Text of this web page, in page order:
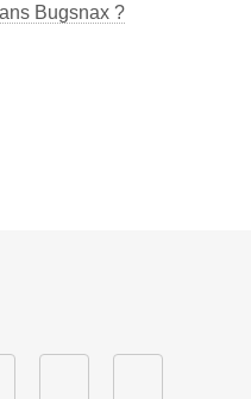
Bugsnax ?